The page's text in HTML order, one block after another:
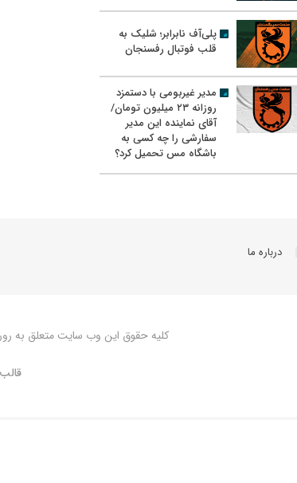
پلی‌آف نابرابر؛ شلیک به
قلب فوتبال رفسنجان
مدیر غیربومی با دستمزد
روزانه ۲۳ میلیون تومان/
آقای نماینده این مدیر
سفارشی را چه کسی به
باشگاه مس تحمیل کرد؟
درباره ما
کلیه حقوق این وب سایت متعلق به